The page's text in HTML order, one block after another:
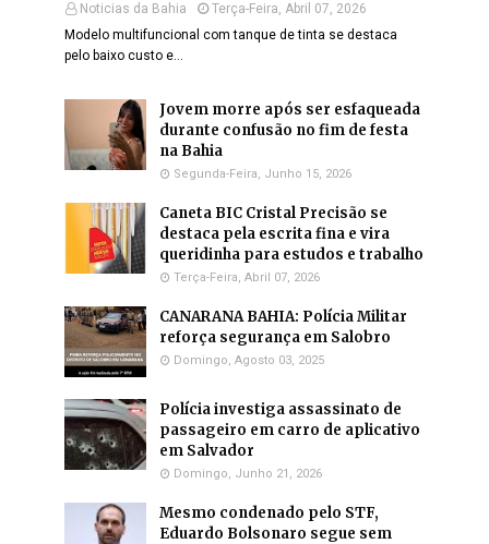
Noticias da Bahia
Terça-Feira, Abril 07, 2026
Modelo multifuncional com tanque de tinta se destaca
pelo baixo custo e…
Jovem morre após ser esfaqueada
durante confusão no fim de festa
na Bahia
Segunda-Feira, Junho 15, 2026
Caneta BIC Cristal Precisão se
destaca pela escrita fina e vira
queridinha para estudos e trabalho
Terça-Feira, Abril 07, 2026
CANARANA BAHIA: Polícia Militar
reforça segurança em Salobro
Domingo, Agosto 03, 2025
Polícia investiga assassinato de
passageiro em carro de aplicativo
em Salvador
Domingo, Junho 21, 2026
Mesmo condenado pelo STF,
Eduardo Bolsonaro segue sem